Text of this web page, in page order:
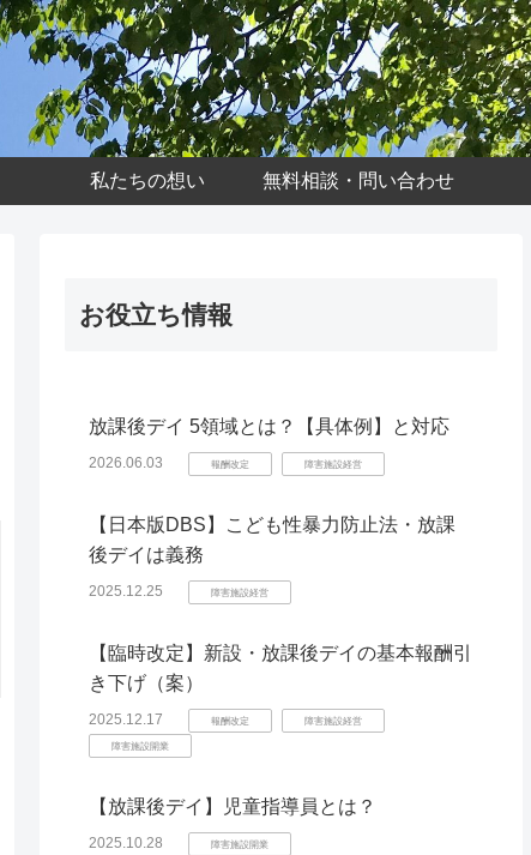
私たちの想い 無料相談・問い合わせ
お役立ち情報
放課後デイ 5領域とは？【具体例】と対応
2026.06.03 報酬改定 障害施設経営
【日本版DBS】こども性暴力防止法・放課
後デイは義務
2025.12.25 障害施設経営
【臨時改定】新設・放課後デイの基本報酬引
き下げ（案）
2025.12.17 報酬改定 障害施設経営
障害施設開業
【放課後デイ】児童指導員とは？
2025.10.28 障害施設開業